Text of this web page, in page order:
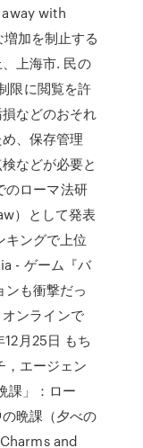
with
加を制止する
上海市. 民の
限に閲覧を許
などのおそれ
、保存管理
などが必要と
のローマ法研
）として発表
キングで上位
- ゲーム『バ
ンも衝撃だっ
ンラインで
月25日 もち
，エージェン
課」：ロー
晩課（夕べの
and